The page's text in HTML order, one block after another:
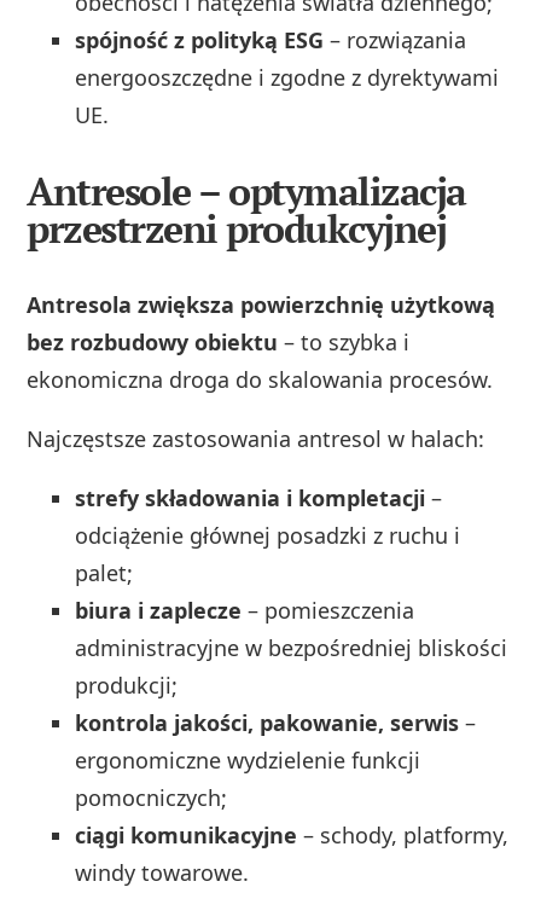
spójność z polityką ESG – rozwiązania
energooszczędne i zgodne z dyrektywami
UE.
Antresole – optymalizacja
przestrzeni produkcyjnej
Antresola zwiększa powierzchnię użytkową
bez rozbudowy obiektu – to szybka i
ekonomiczna droga do skalowania procesów.
Najczęstsze zastosowania antresol w halach:
strefy składowania i kompletacji –
odciążenie głównej posadzki z ruchu i
palet;
biura i zaplecze – pomieszczenia
administracyjne w bezpośredniej bliskości
produkcji;
kontrola jakości, pakowanie, serwis –
ergonomiczne wydzielenie funkcji
pomocniczych;
ciągi komunikacyjne – schody, platformy,
windy towarowe.